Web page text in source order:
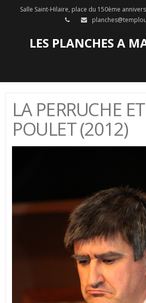
Salle Saint-Hilaire, place du 150ème
LES PLANCHES A
LA PERRUCHE
POULET (2012)